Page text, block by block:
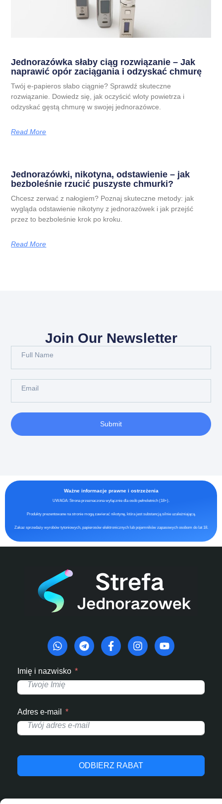
Jednorazówka słaby ciąg rozwiązanie – Jak
naprawić opór zaciągania i odzyskać chmurę
Twój e-papieros słabo ciągnie? Sprawdź skuteczne
rozwiązanie. Dowiedz się, jak oczyścić wloty powietrza i
odzyskać gęstą chmurę w swojej jednorazówce.
Read More
Jednorazówki, nikotyna, odstawienie – jak
bezboleśnie rzucić puszyste chmurki?
Chcesz zerwać z nałogiem? Poznaj skuteczne metody: jak
wygląda odstawienie nikotyny z jednorazówek i jak przejść
przez to bezboleśnie krok po kroku.
Read More
Join Our Newsletter
Submit
Ważne informacje prawne i ostrzeżenia
UWAGA: Strona przeznaczona wyłącznie dla osób pełnoletnich (18+).
Produkty prezentowane na stronie mogą zawierać nikotynę, która jest substancją silnie uzależniającą.
Zakaz sprzedaży wyrobów tytoniowych, papierosów elektronicznych lub pojemników zapasowych osobom do lat 18.
Imię i nazwisko
Adres e-mail
ODBIERZ RABAT